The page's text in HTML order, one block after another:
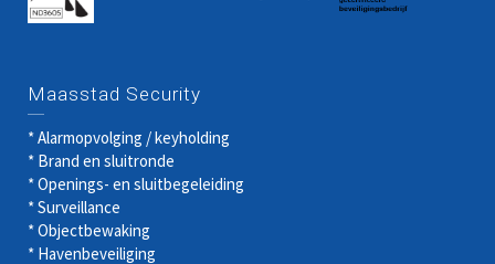
Maasstad Security
* Alarmopvolging / keyholding
* Brand en sluitronde
* Openings- en sluitbegeleiding
* Surveillance
* Objectbewaking
* Havenbeveiliging